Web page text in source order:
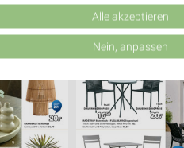
WELLNESS FÜR
Auswahl von Werbeanzeigen
Werbung
von Inhalten
personalisierter Inhalte
Alle akzeptieren
Nein, anpassen